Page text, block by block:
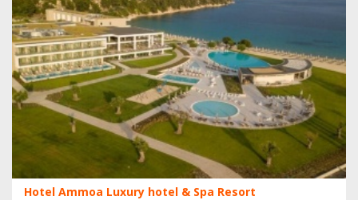
Hotel Ammoa Luxury hotel & Spa Resort